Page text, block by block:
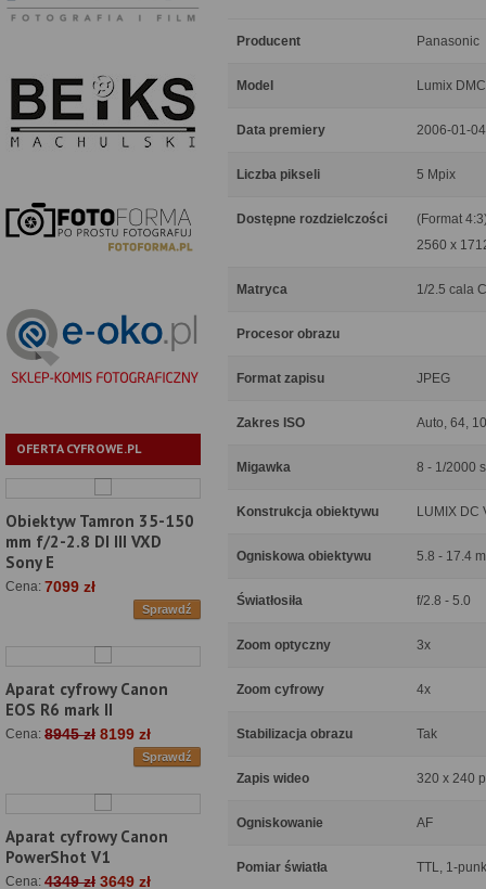
OFERTA CYFROWE.PL
Obiektyw Tamron 35-150
mm f/2-2.8 DI III VXD
Sony E
Cena: 7099 zł
Sprawdź
Aparat cyfrowy Canon
EOS R6 mark II
Cena: 8945 zł 8199 zł
Sprawdź
Aparat cyfrowy Canon
PowerShot V1
Cena: 4349 zł 3649 zł
Producent Panasonic
Model Lumix
Data premiery 2006-01-04
Liczba pikseli 5 Mpix
Dostępne rozdzielczości
(Format
2560 x
Matryca 1/2.5 cala
Procesor obrazu
Format zapisu JPEG
Zakres ISO Auto, 64,
Migawka 8 - 1/2000 s
Konstrukcja obiektywu LUMIX DC
Ogniskowa obiektywu 5.8 - 17.4
Światłosiła f/2.8 - 5.0
Zoom optyczny 3x
Zoom cyfrowy 4x
Stabilizacja obrazu Tak
Zapis wideo 320 x 240
Ogniskowanie AF
Pomiar światła TTL, 1-